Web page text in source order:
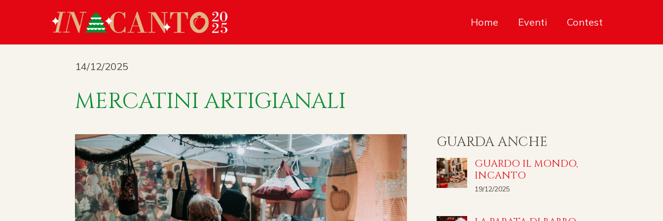
Home Eventi Contest
14/12/2025
MERCATINI ARTIGIANALI
GUARDA ANCHE
GUARDO IL MONDO,
INCANTO
19/12/2025